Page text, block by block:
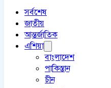
সর্বশেষ
জাতীয়
আন্তর্জাতিক
এশিয়া
বাংলাদেশ
পাকিস্তান
চীন